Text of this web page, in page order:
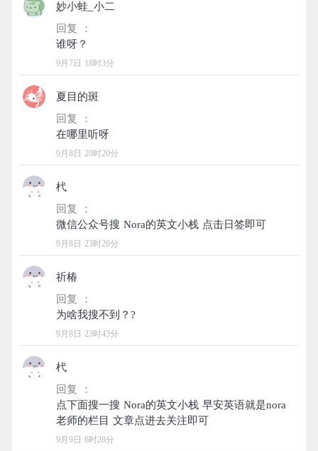
妙小蛙_小二
回复 ：
9月7日 18时3分
夏目的斑
回复 ：
9月8日 20时20分
杙
回复 ：
9月8日 23时26分
祈椿
回复 ：
9月8日 23时43分
杙
回复 ：
点下面搜一搜 Nora的英文小栈 早安英语就是nora
9月9日 6时28分